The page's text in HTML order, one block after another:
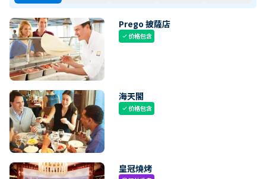
Prego 披薩店
check价格包含
海天閣
check价格包含
皇冠燒烤